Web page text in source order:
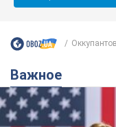
Важное